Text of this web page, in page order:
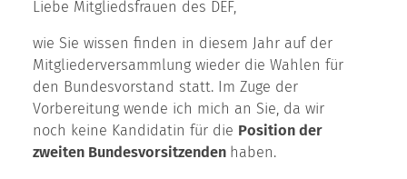
Liebe Mitgliedsfrauen des DEF,
wie Sie wissen finden in diesem Jahr auf der
Mitgliederversammlung wieder die Wahlen für
den Bundesvorstand statt. Im Zuge der
Vorbereitung wende ich mich an Sie, da wir
noch keine Kandidatin für die Position der
zweiten Bundesvorsitzenden haben.